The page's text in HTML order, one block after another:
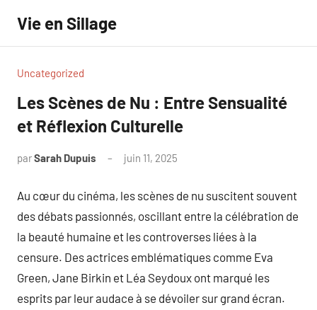
contenu
Vie en Sillage
Uncategorized
Les Scènes de Nu : Entre Sensualité
et Réflexion Culturelle
parSarah Dupuis juin 11, 2025
Au cœur du cinéma, les scènes de nu suscitent souvent
des débats passionnés, oscillant entre la célébration de
la beauté humaine et les controverses liées à la
censure. Des actrices emblématiques comme Eva
Green, Jane Birkin et Léa Seydoux ont marqué les
esprits par leur audace à se dévoiler sur grand écran.